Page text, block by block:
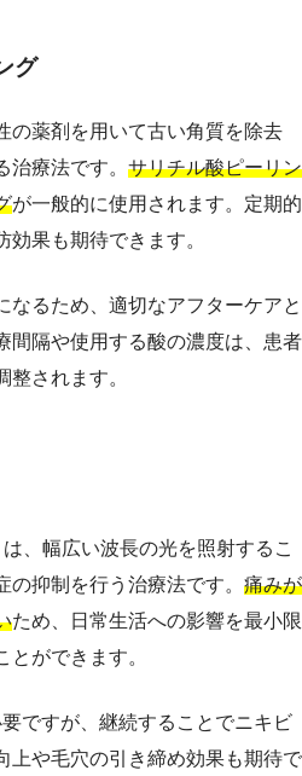
グ
の薬剤を用いて古い角質を除去
治療法です。 サリチル酸ピーリン
が一般的に使用されます。定期的
果も期待できます。
なるため、適切なアフターケアと
間隔や使用する酸の濃度は、患者
整されます。
、幅広い波長の光を照射するこ
抑制を行う治療法です。 痛みが
ため、日常生活への影響を最小限
ができます。
ですが、継続することでニキビ
上や毛穴の引き締め効果も期待で